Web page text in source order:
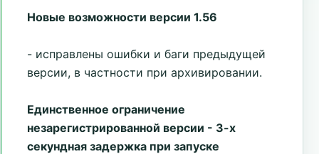
Новые возможности версии 1.56
- исправлены ошибки и баги предыдущей
версии, в частности при архивировании.
Единственное ограничение
незарегистрированной версии - 3-х
секундная задержка при запуске